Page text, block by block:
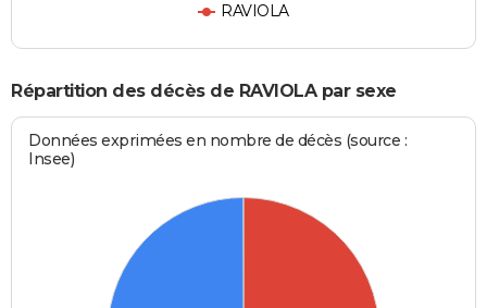
RAVIOLA
Répartition des décès de RAVIOLA par sexe
Données exprimées en nombre de décès (source :
Insee)